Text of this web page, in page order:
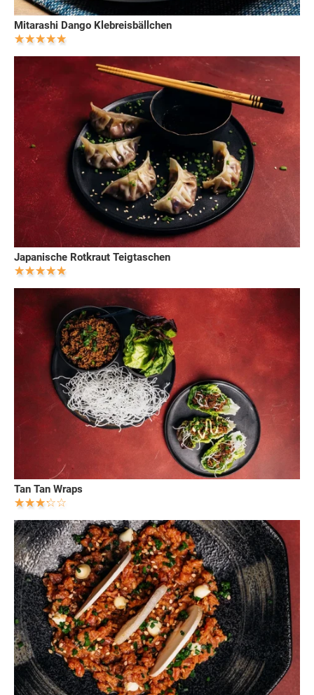
Mitarashi Dango Klebreisbällchen
Japanische Rotkraut Teigtaschen
Tan Tan Wraps